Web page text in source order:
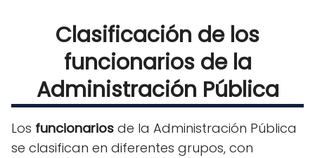
Clasificación de los
funcionarios de la
Administración Pública
Los funcionarios de la Administración Pública
se clasifican en diferentes grupos, con